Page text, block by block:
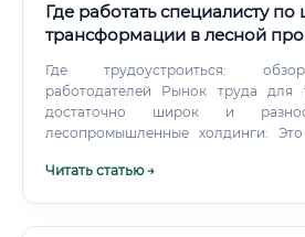
Где работать специалисту
трансформации в лесной
Где трудоустроиться:
работодателей Рынок труда для
достаточно широк и
лесопромышленные холдинги: Это
(например, Segezha Group, Группа
Читать статью →